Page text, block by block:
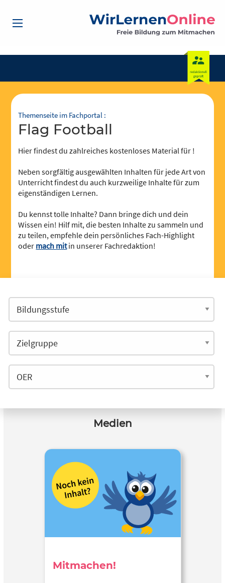
Themenseite im Fachportal :
Flag Football
Hier findest du zahlreiches kostenloses Material für !
Neben sorgfältig ausgewählten Inhalten für jede Art von
Unterricht findest du auch kurzweilige Inhalte für zum
eigenständigen Lernen.
Du kennst tolle Inhalte? Dann bringe dich und dein
Wissen ein! Hilf mit, die besten Inhalte zu sammeln und
zu teilen, empfehle dein persönliches Fach-Highlight
oder mach mitin unserer Fachredaktion!
Medien
Mitmachen!